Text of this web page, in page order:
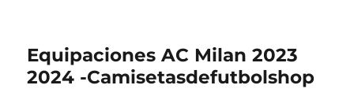
Equipaciones AC Milan 2023
2024 -Camisetasdefutbolshop